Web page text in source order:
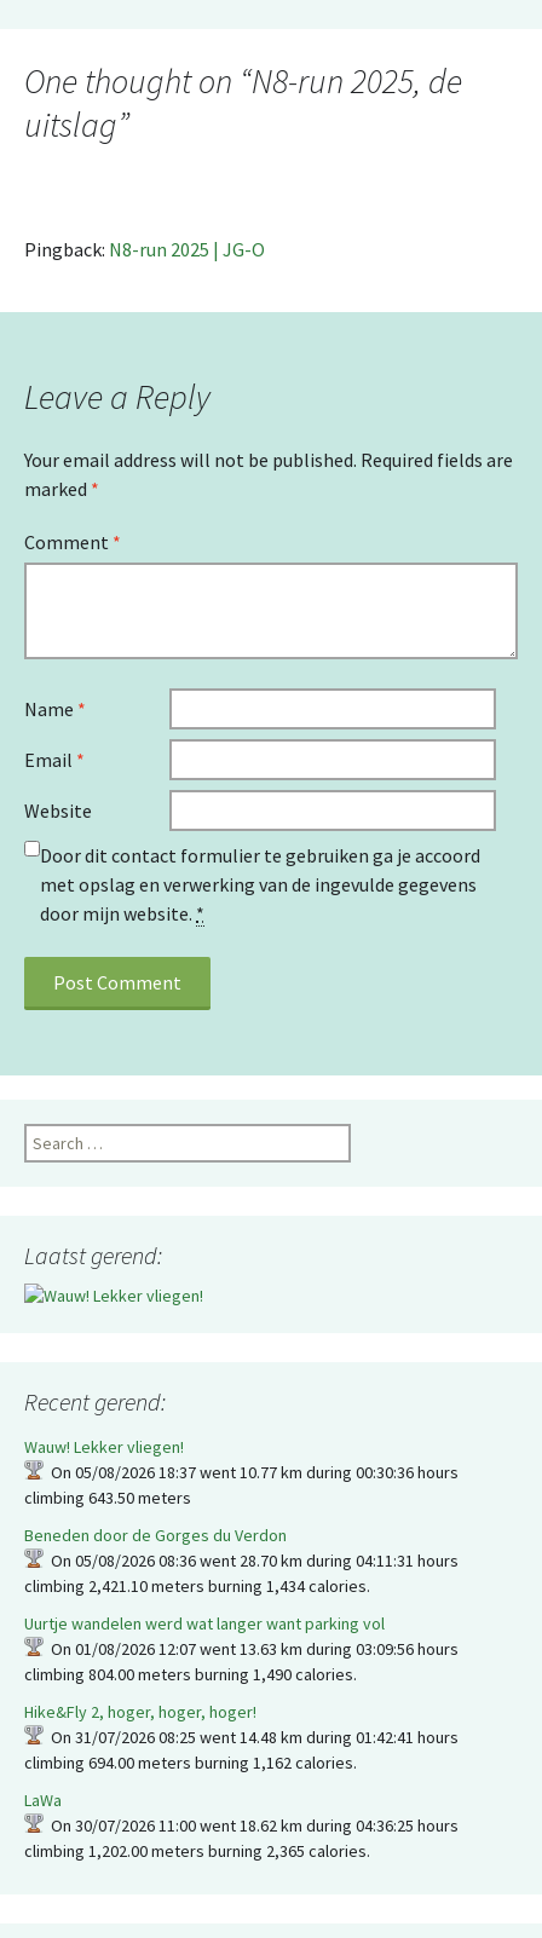
navigation
One thought on “N8-run 2025, de
uitslag”
Pingback: N8-run 2025 | JG-O
Leave a Reply
Your email address will not be published. Required fields are
marked *
Comment *
Name *
Email *
Website
Door dit contact formulier te gebruiken ga je accoord
met opslag en verwerking van de ingevulde gegevens
door mijn website. *
Search
for:
Laatst gerend:
Recent gerend:
Wauw! Lekker vliegen!
On 05/08/2026 18:37 went 10.77 km during 00:30:36 hours
climbing 643.50 meters
Beneden door de Gorges du Verdon
On 05/08/2026 08:36 went 28.70 km during 04:11:31 hours
climbing 2,421.10 meters burning 1,434 calories.
Uurtje wandelen werd wat langer want parking vol
On 01/08/2026 12:07 went 13.63 km during 03:09:56 hours
climbing 804.00 meters burning 1,490 calories.
Hike&Fly 2, hoger, hoger, hoger!
On 31/07/2026 08:25 went 14.48 km during 01:42:41 hours
climbing 694.00 meters burning 1,162 calories.
LaWa
On 30/07/2026 11:00 went 18.62 km during 04:36:25 hours
climbing 1,202.00 meters burning 2,365 calories.